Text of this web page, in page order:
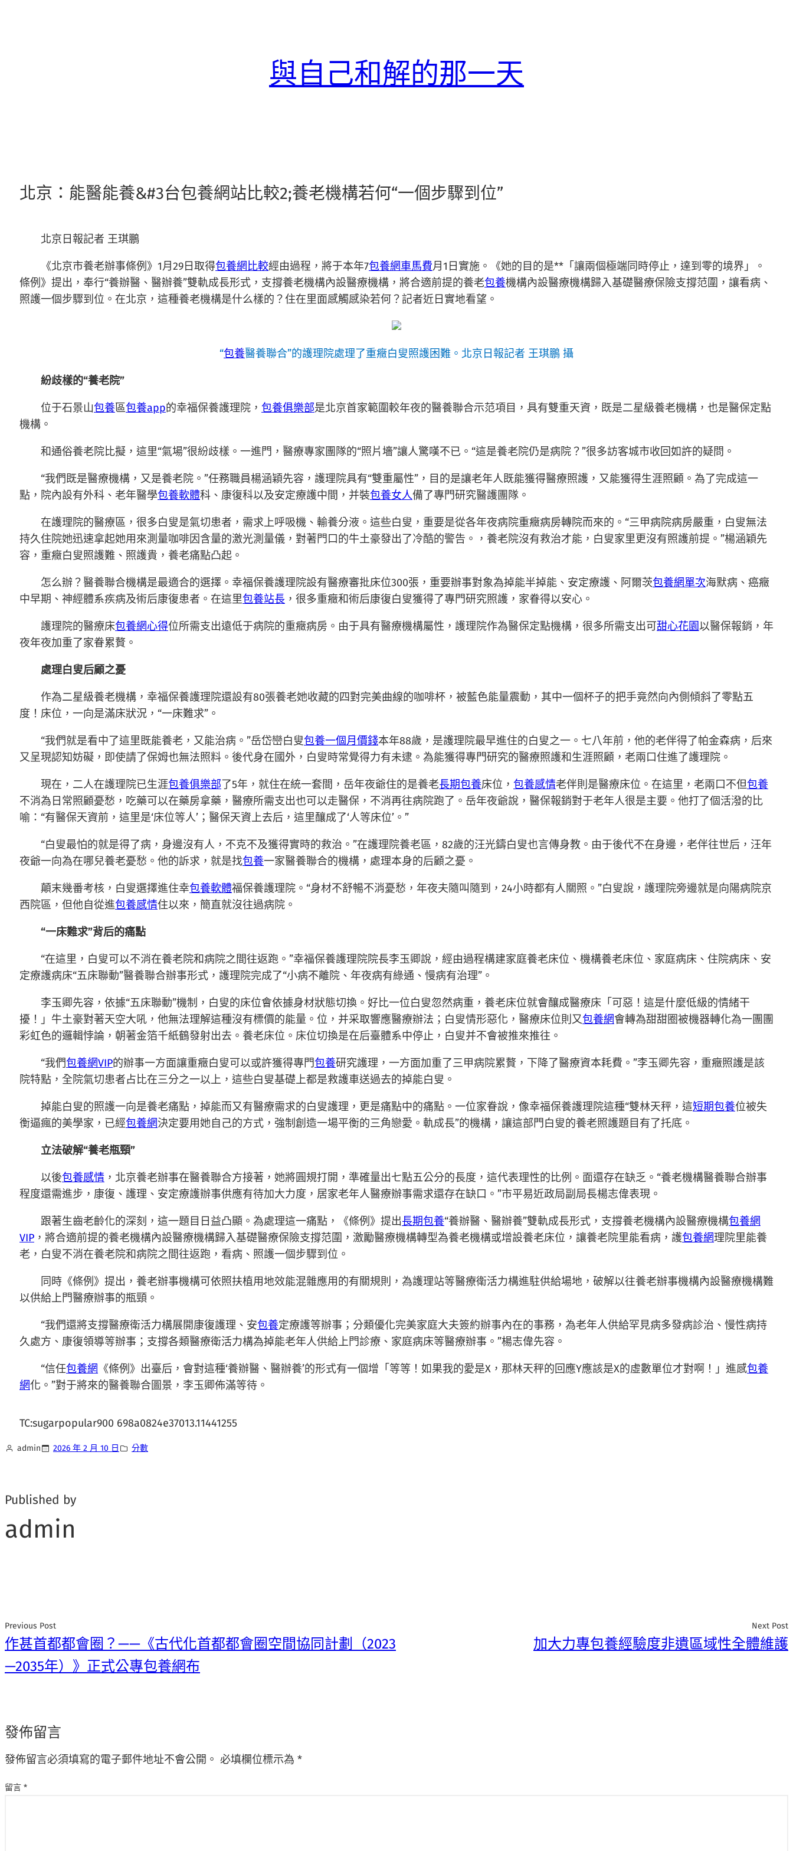
與自己和解的那一天
北京：能醫能養&#3台包養網站比較2;養老機構若何“一個步驟到位”
北京日報記者 王琪鵬
《北京市養老辦事條例》1月29日取得包養網比較經由過程，將于本年7包養網車馬費月1日實施。《她的目的是**「讓兩個極端同時停止，達到零的境界」。
條例》提出，奉行“養辦醫、醫辦養”雙軌成長形式，支撐養老機構內設醫療機構，將合適前提的養老包養機構內設醫療機構歸入基礎醫療保險支撐范圍，讓看病、
照護一個步驟到位。在北京，這種養老機構是什么樣的？住在里面感觸感染若何？記者近日實地看望。
“包養醫養聯合”的護理院處理了重癥白叟照護困難。 北京日報記者 王琪鵬 攝
紛歧樣的“養老院”
位于石景山包養區包養app的幸福保養護理院， 包養俱樂部是北京首家範圍較年夜的醫養聯合示范項目，具有雙重天資，既是二星級養老機構，也是醫保定點
機構。
和通俗養老院比擬，這里“氣場”很紛歧樣。一進門，醫療專家團隊的“照片墻”讓人驚嘆不已。“這是養老院仍是病院？”很多訪客城市收回如許的疑問。
“我們既是醫療機構，又是養老院。”任務職員楊涵穎先容，護理院具有“雙重屬性”，目的是讓老年人既能獲得醫療照護，又能獲得生涯照顧。為了完成這一
點，院內設有外科、老年醫學包養軟體科、康復科以及安定療護中間，并裝包養女人備了專門研究醫護團隊。
在護理院的醫療區，很多白叟是氣切患者，需求上呼吸機、輸養分液。這些白叟，重要是從各年夜病院重癥病房轉院而來的。“三甲病院病房嚴重，白叟無法
持久住院她迅速拿起她用來測量咖啡因含量的激光測量儀，對著門口的牛土豪發出了冷酷的警告。，養老院沒有救治才能，白叟家里更沒有照護前提。”楊涵穎先
容，重癥白叟照護難、照護貴，養老痛點凸起。
怎么辦？醫養聯合機構是最適合的選擇。幸福保養護理院設有醫療審批床位300張，重要辦事對象為掉能半掉能、安定療護、阿爾茨包養網單次海默病、癌癥
中早期、神經體系疾病及術后康復患者。在這里包養站長 ，很多重癥和術后康復白叟獲得了專門研究照護，家眷得以安心。
護理院的醫療床包養網心得位所需支出遠低于病院的重癥病房。由于具有醫療機構屬性，護理院作為醫保定點機構，很多所需支出可甜心花園以醫保報銷，年
夜年夜加重了家眷累贅。
處理白叟后顧之憂
作為二星級養老機構，幸福保養護理院還設有80張養老她收藏的四對完美曲線的咖啡杯，被藍色能量震動，其中一個杯子的把手竟然向內側傾斜了零點五
度！床位，一向是滿床狀況，“一床難求”。
“我們就是看中了這里既能養老，又能治病。”岳岱巒白叟包養一個月價錢本年88歲，是護理院最早進住的白叟之一。七八年前，他的老伴得了帕金森病，后來
又呈現認知妨礙，即使請了保姆也無法照料。後代身在國外，白叟時常覺得力有未逮。為能獲得專門研究的醫療照護和生涯照顧，老兩口住進了護理院。
現在，二人在護理院已生涯包養俱樂部了5年，就住在統一套間，岳年夜爺住的是養老長期包養床位， 包養感情老伴則是醫療床位。在這里，老兩口不但包養
不消為日常照顧憂愁，吃藥可以在藥房拿藥，醫療所需支出也可以走醫保，不消再往病院跑了。岳年夜爺說，醫保報銷對于老年人很是主要。他打了個活潑的比
喻：“有醫保天資前，這里是‘床位等人’；醫保天資上去后，這里釀成了‘人等床位’。”
“白叟最怕的就是得了病，身邊沒有人，不克不及獲得實時的救治。”在護理院養老區，82歲的汪光鑄白叟也言傳身教。由于後代不在身邊，老伴往世后，汪年
夜爺一向為在哪兒養老憂愁。他的訴求，就是找包養一家醫養聯合的機構，處理本身的后顧之憂。
顛末幾番考核，白叟選擇進住幸包養軟體福保養護理院。“身材不舒暢不消憂愁，年夜夫隨叫隨到，24小時都有人關照。”白叟說，護理院旁邊就是向陽病院京
西院區，但他自從進包養感情住以來，簡直就沒往過病院。
“一床難求”背后的痛點
“在這里，白叟可以不消在養老院和病院之間往返跑。”幸福保養護理院院長李玉卿說，經由過程構建家庭養老床位、機構養老床位、家庭病床、住院病床、安
定療護病床“五床聯動”醫養聯合辦事形式，護理院完成了“小病不離院、年夜病有綠通、慢病有治理”。
李玉卿先容，依據“五床聯動”機制，白叟的床位會依據身材狀態切換。好比一位白叟忽然病重，養老床位就會釀成醫療床「可惡！這是什麼低級的情緒干
擾！」牛土豪對著天空大吼，他無法理解這種沒有標價的能量。位，并采取響應醫療辦法；白叟情形惡化，醫療床位則又包養網會轉為甜甜圈被機器轉化為一團團
彩虹色的邏輯悖論，朝著金箔千紙鶴發射出去。養老床位。床位切換是在后臺體系中停止，白叟并不會被推來推往。
“我們包養網VIP的辦事一方面讓重癥白叟可以或許獲得專門包養研究護理，一方面加重了三甲病院累贅，下降了醫療資本耗費。”李玉卿先容，重癥照護是該
院特點，全院氣切患者占比在三分之一以上，這些白叟基礎上都是救護車送過去的掉能白叟。
掉能白叟的照護一向是養老痛點，掉能而又有醫療需求的白叟護理，更是痛點中的痛點。一位家眷說，像幸福保養護理院這種“雙林天秤，這短期包養位被失
衡逼瘋的美學家，已經包養網決定要用她自己的方式，強制創造一場平衡的三角戀愛。軌成長”的機構，讓這部門白叟的養老照護題目有了托底。
立法破解“養老瓶頸”
以後包養感情 ，北京養老辦事在醫養聯合方接著，她將圓規打開，準確量出七點五公分的長度，這代表理性的比例。面還存在缺乏。“養老機構醫養聯合辦事
程度還需進步，康復、護理、安定療護辦事供應有待加大力度，居家老年人醫療辦事需求還存在缺口。”市平易近政局副局長楊志偉表現。
跟著生齒老齡化的深刻，這一題目日益凸顯。為處理這一痛點，《條例》提出長期包養“養辦醫、醫辦養”雙軌成長形式，支撐養老機構內設醫療機構包養網
VIP ，將合適前提的養老機構內設醫療機構歸入基礎醫療保險支撐范圍，激勵醫療機構轉型為養老機構或增設養老床位，讓養老院里能看病，護包養網理院里能養
老，白叟不消在養老院和病院之間往返跑，看病、照護一個步驟到位。
同時《條例》提出，養老辦事機構可依照扶植用地效能混雜應用的有關規則，為護理站等醫療衛活力構進駐供給場地，破解以往養老辦事機構內設醫療機構難
以供給上門醫療辦事的瓶頸。
“我們還將支撐醫療衛活力構展開康復護理、安包養定療護等辦事；分類優化完美家庭大夫簽約辦事內在的事務，為老年人供給罕見病多發病診治、慢性病持
久處方、康復領導等辦事；支撐各類醫療衛活力構為掉能老年人供給上門診療、家庭病床等醫療辦事。”楊志偉先容。
“信任包養網 《條例》出臺后，會對這種‘養辦醫、醫辦養’的形式有一個增「等等！如果我的愛是X，那林天秤的回應Y應該是X的虛數單位才對啊！」進感包養
網化。”對于將來的醫養聯合圖景，李玉卿佈滿等待。
TC:sugarpopular900 698a0824e37013.11441255
admin 2026 年 2 月 10 日 分數
Published by
admin
Previous Post
作甚首都都會圈？——《古代化首都都會圈空間協同計劃（2023
—2035年）》正式公專包養網布
Next Post
加大力專包養經驗度非遺區域性全體維護
發佈留言
發佈留言必須填寫的電子郵件地址不會公開。 必填欄位標示為 *
留言 *